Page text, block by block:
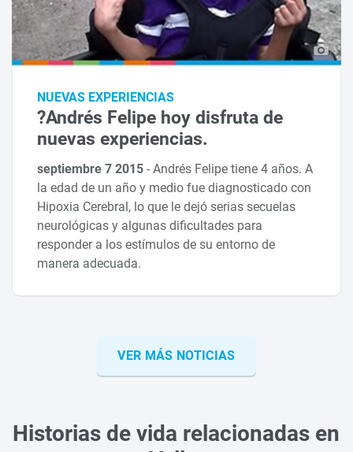
NUEVAS EXPERIENCIAS
?Andrés Felipe hoy disfruta de
nuevas experiencias.
septiembre 7 2015-Andrés Felipe tiene 4 años. A
la edad de un año y medio fue diagnosticado con
Hipoxia Cerebral, lo que le dejó serias secuelas
neurológicas y algunas dificultades para
responder a los estímulos de su entorno de
manera adecuada.
VER MÁS NOTICIAS
Historias de vida relacionadas en